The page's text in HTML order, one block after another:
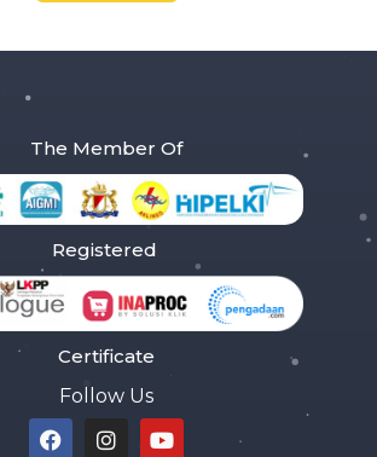
The Member Of
Registered
Certificate
Follow Us